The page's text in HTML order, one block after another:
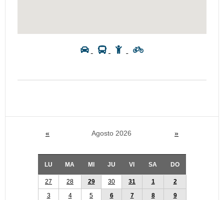
« Agosto 2026 »
LU MA MI JU VI SA DO
27 28 29 30 31 1
2
3
4 5 6 7 8
9